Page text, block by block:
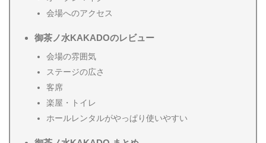
会場へのアクセス
御茶ノ水KAKADOのレビュー
会場の雰囲気
ステージの広さ
客席
楽屋・トイレ
ホールレンタルがやっぱり使いやすい